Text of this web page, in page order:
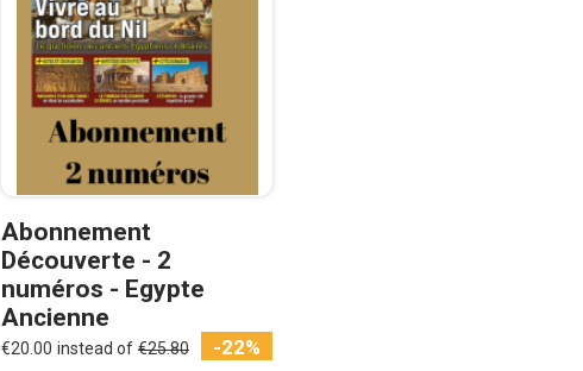
Abonnement
Découverte - 2
numéros - Egypte
Ancienne
€20.00 instead of €25.80 -22%